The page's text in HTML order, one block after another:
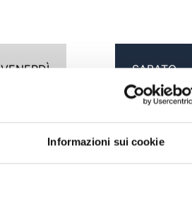
Informazioni sui cookie
VENERDÌ SABATO